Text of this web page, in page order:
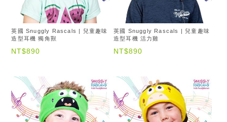
英國 Snuggly Rascals | 兒童趣味
造型耳機 獨角獸
NT$890
英國 Snuggly Rascals | 兒童趣味
造型耳機 活力雞
NT$890